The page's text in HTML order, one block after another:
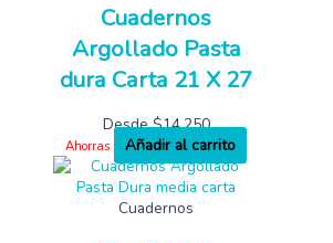
Cuadernos
Argollado Pasta
dura Carta 21 X 27
Desde$14,250
Ahorras Añadir al carrito
Cuadernos